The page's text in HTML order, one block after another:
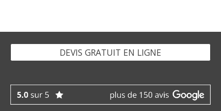
DEVIS GRATUIT EN LIGNE